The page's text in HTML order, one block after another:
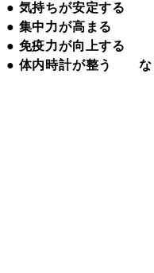
● 気持ちが安定する
● 集中力が高まる
● 免疫力が向上する
● 体内時計が整う な